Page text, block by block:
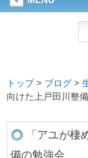
トップ> ブログ >
向けた上戸田川整
「アユが
備の勉強会